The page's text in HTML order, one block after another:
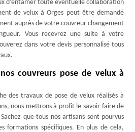
d’entamer toute éventuelle collaboration
de velux à Orges peut être demandé
auprès de votre couvreur changement
Vous recevrez une suite à votre
dans votre devis personnalisé tous
couvreurs pose de velux à
des travaux de pose de velux réalisés à
nous mettrons à profit le savoir-faire de
que tous nos artisans sont pourvus
formations spécifiques. En plus de cela,